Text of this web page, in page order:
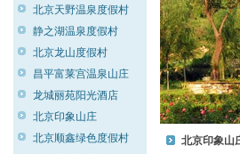
北京天野温泉度假村
静之湖温泉度假村
北京龙山度假村
昌平富莱宫温泉山庄
龙城丽苑阳光酒店
北京印象山庄
北京顺鑫绿色度假村
北京印象山